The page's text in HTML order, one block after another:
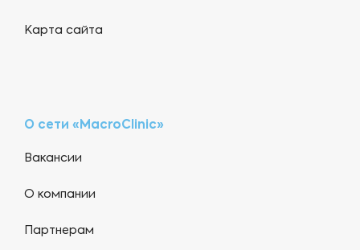
Карта сайта
О сети «MacroClinic»
Вакансии
О компании
Партнерам